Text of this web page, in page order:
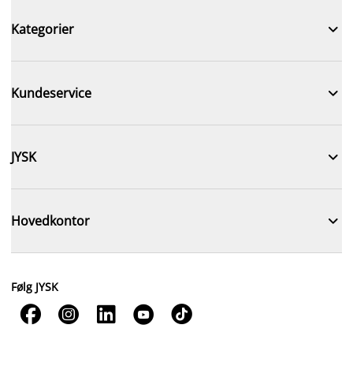
Kategorier 
Kundeservice 
JYSK 
Hovedkontor 
Følg JYSK
    